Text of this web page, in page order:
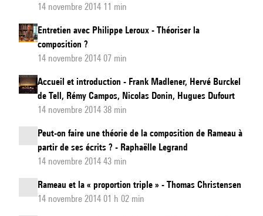
Philippe
Leroux
14 novembre 2014 11 min
Entretien avec Philippe Leroux - Théoriser la
composition ?
14 novembre 2014 07 min
Accueil et introduction - Frank Madlener, Hervé Burckel
de Tell, Rémy Campos, Nicolas Donin, Hugues Dufourt
14 novembre 2014 38 min
Peut-on faire une théorie de la composition de Rameau à
partir de ses écrits ? - Raphaëlle Legrand
14 novembre 2014 43 min
Rameau et la « proportion triple » - Thomas Christensen
14 novembre 2014 01 h 02 min